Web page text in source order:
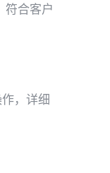
符合客户
，详细